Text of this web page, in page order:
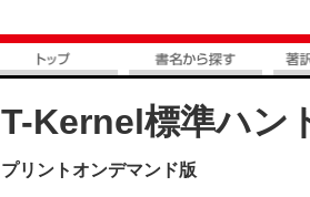
T-Kernel標準ハ
プリントオンデマンド版